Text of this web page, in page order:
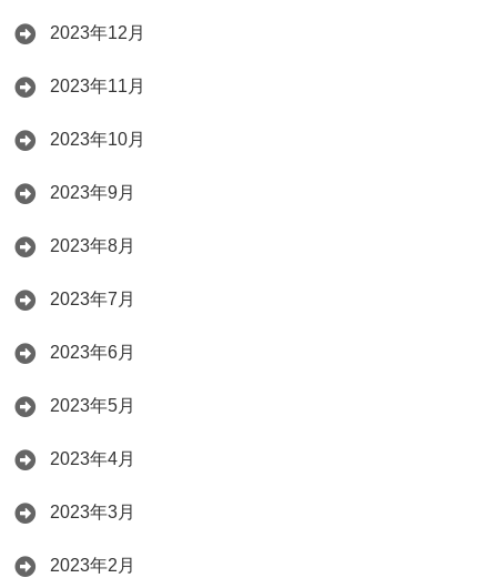
2023年12月
2023年11月
2023年10月
2023年9月
2023年8月
2023年7月
2023年6月
2023年5月
2023年4月
2023年3月
2023年2月